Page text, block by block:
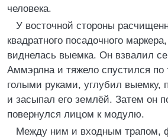
человека.
У восточной стороны
квадратного посадочного
виднелась выемка. Он взвалил
Аммэрлна и тяжело спустился по
голыми руками, углубил выемку,
и засыпал его землёй. Затем он
повернулся лицом к модулю.
Между ним и входным трапом,